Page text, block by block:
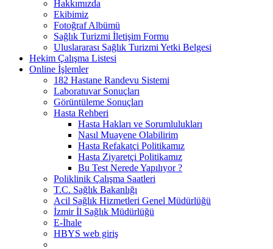
Hakkımızda
Ekibimiz
Fotoğraf Albümü
Sağlık Turizmi İletişim Formu
Uluslararası Sağlık Turizmi Yetki Belgesi
Hekim Çalışma Listesi
Online İşlemler
182 Hastane Randevu Sistemi
Laboratuvar Sonuçları
Görüntüleme Sonuçları
Hasta Rehberi
Hasta Hakları ve Sorumlulukları
Nasıl Muayene Olabilirim
Hasta Refakatçi Politikamız
Hasta Ziyaretçi Politikamız
Bu Test Nerede Yapılıyor ?
Poliklinik Çalışma Saatleri
T.C. Sağlık Bakanlığı
Acil Sağlık Hizmetleri Genel Müdürlüğü
İzmir İl Sağlık Müdürlüğü
E-İhale
HBYS web giriş